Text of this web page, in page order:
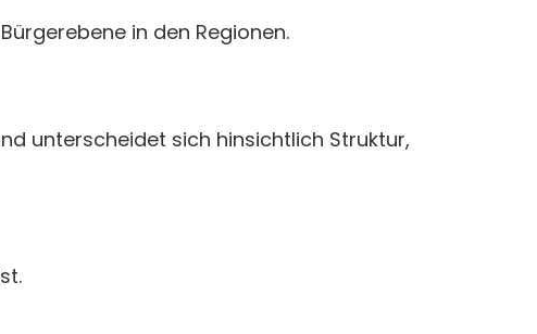
in den Regionen.
unterscheidet sich hinsichtlich Struktur,